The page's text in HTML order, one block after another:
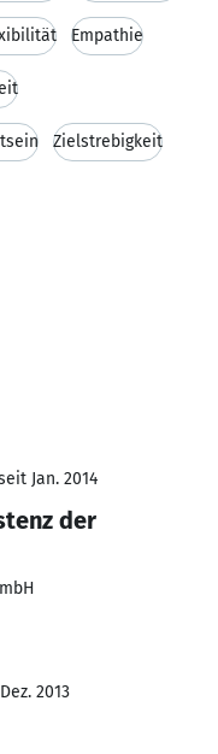
Empathie
Zielstrebigkeit
Jan. 2014
der
2013